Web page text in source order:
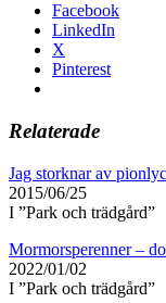
Facebook
LinkedIn
X
Pinterest
Relaterade
Jag storknar av
2015/06/25
I ”Park och trädgård”
Mormorsperenner –
2022/01/02
I ”Park och trädgård”